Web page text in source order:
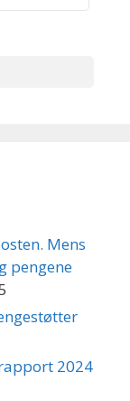
Mens
pengene
2024